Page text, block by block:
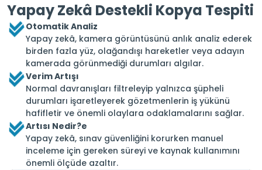
Yapay Zekâ Destekli Kopya Tespiti
Otomatik Analiz
Yapay zekâ, kamera görüntüsünü anlık analiz ederek
birden fazla yüz, olağandışı hareketler veya adayın
kamerada görünmediği durumları algılar.
Verim Artışı
Normal davranışları filtreleyip yalnızca şüpheli
durumları işaretleyerek gözetmenlerin iş yükünü
hafifletir ve önemli olaylara odaklamalarını sağlar.
Artısı Nedir?e
Yapay zekâ, sınav güvenliğini korurken manuel
inceleme için gereken süreyi ve kaynak kullanımını
önemli ölçüde azaltır.